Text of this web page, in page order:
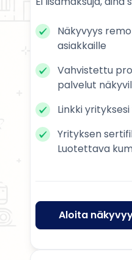
Näkyvyys
asiakkaille
Vahvistettu
palvelut
Linkki
Yrityksen
Luotettava
Aloita